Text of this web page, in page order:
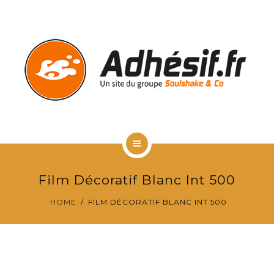
VITROPHANIE
CONTACT & DEVIS GRATUIT
Film Décoratif Blanc Int 500
HOME FILM DÉCORATIF BLANC INT 500